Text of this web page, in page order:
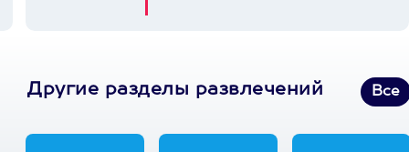
Другие разделы развлечений Все